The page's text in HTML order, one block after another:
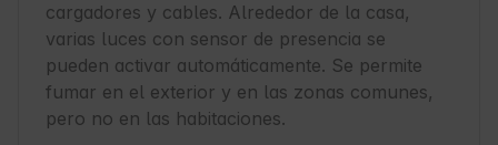
cargadores y cables. Alrededor de la casa,
varias luces con sensor de presencia se
pueden activar automáticamente. Se permite
fumar en el exterior y en las zonas comunes,
pero no en las habitaciones.